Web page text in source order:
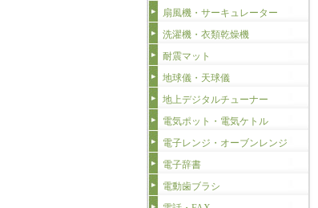
扇風機・サーキュレーター
洗濯機・衣類乾燥機
耐震マット
地球儀・天球儀
地上デジタルチューナー
電気ポット・電気ケトル
電子レンジ・オーブンレンジ
電子辞書
電動歯ブラシ